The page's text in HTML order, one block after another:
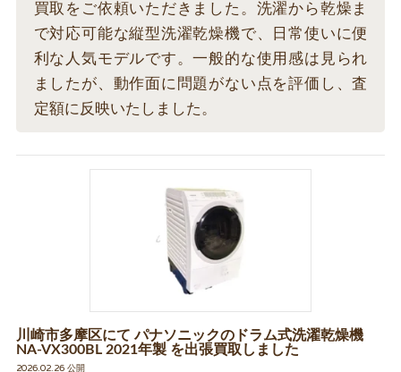
買取をご依頼いただきました。洗濯から乾燥ま
で対応可能な縦型洗濯乾燥機で、日常使いに便
利な人気モデルです。一般的な使用感は見られ
ましたが、動作面に問題がない点を評価し、査
定額に反映いたしました。
川崎市多摩区にて パナソニックのドラム式洗濯乾燥機
NA-VX300BL 2021年製 を出張買取しました
2026.02.26 公開